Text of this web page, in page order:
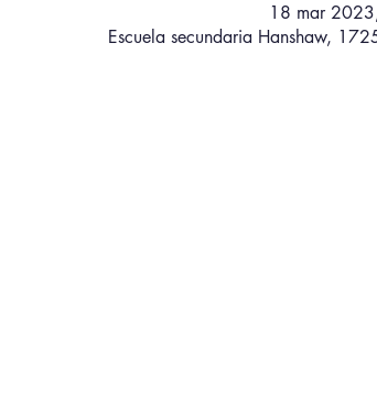
18 mar
Escuela secundaria Hanshaw,